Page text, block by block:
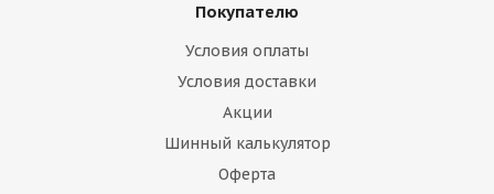
Покупателю
Условия оплаты
Условия доставки
Акции
Шинный калькулятор
Оферта
раз в 2 недели